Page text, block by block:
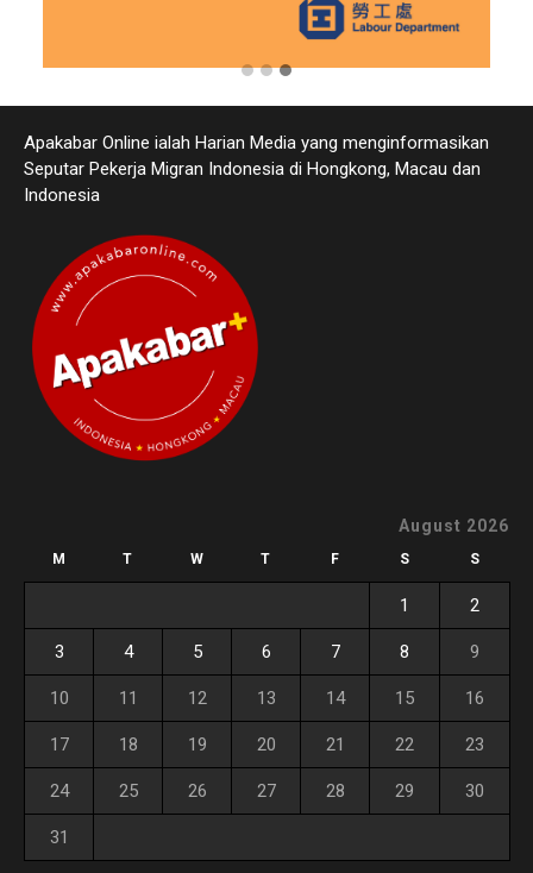
Apakabar Online ialah Harian Media yang menginformasikan
Seputar Pekerja Migran Indonesia di Hongkong, Macau dan
Indonesia
August 2026
M T W T F S S
1 2
3 4 5 6 7 8 9
10 11 12 13 14 15 16
17 18 19 20 21 22 23
24 25 26 27 28 29 30
31